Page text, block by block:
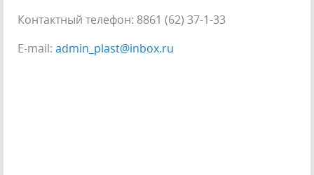
Контактный телефон: 8861 (62) 37-1-33
E-mail: admin_plast@inbox.ru